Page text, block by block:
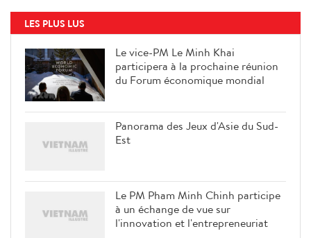
LES PLUS LUS
Le vice-PM Le Minh Khai
participera à la prochaine réunion
du Forum économique mondial
Panorama des Jeux d'Asie du Sud-
Est
Le PM Pham Minh Chinh participe
à un échange de vue sur
l'innovation et l'entrepreneuriat